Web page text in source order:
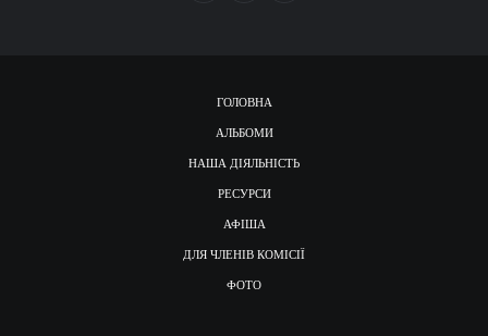
ГОЛОВНА
АЛЬБОМИ
НАША ДІЯЛЬНІСТЬ
РЕСУРСИ
АФІША
ДЛЯ ЧЛЕНІВ КОМІСІЇ
ФОТО